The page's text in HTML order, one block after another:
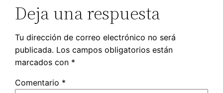
Deja una respuesta
Tu dirección de correo electrónico no será
publicada. Los campos obligatorios están
marcados con *
Comentario *